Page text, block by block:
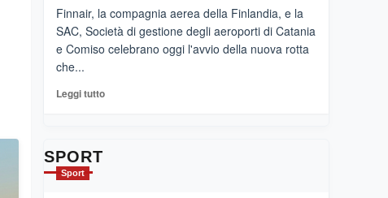
siamo
quasi….
pronti
dell’Etna
Finnair, la compagnia aerea della Finlandia, e la
SAC, Società di gestione degli aeroporti di Catania
e Comiso celebrano oggi l'avvio della nuova rotta
che...
Leggi tuttoLeggi
SPORT
Sport